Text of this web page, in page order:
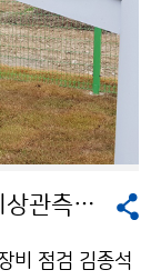
김종석 기상청장, 판문점 신설 기상관측장비 점검
비 점검 김종석